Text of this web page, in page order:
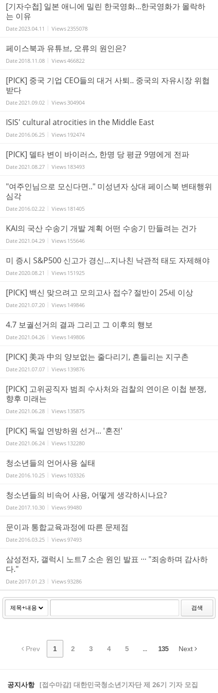
[기자수첩] 일본 애니에 밀린 한국영화...한국영화가 몰락하
는 이유
Date 2023.04.11 Views 2355078
페이스북과 유튜브, 오류의 원인은?
Date 2018.11.08 Views466822
[PICK] 중국 기업 CEO들의 대거 사퇴.. 중국의 자유시장 위협
받다
Date 2021.09.02 Views 304904
ISIS' cultural atrocities in the Middle East
Date 2016.06.25 Views 192474
[PICK] 델타 변이 바이러스, 한명 당 평균 9명에게 전파
Date 2021.08.27 Views 183493
"여주인님으로 모신다면.." 미성년자 상대 페이스북 변태행위
심각
Date 2016.02.22 Views 181405
KAI의 국산 수송기 개발 계획 어떤 수송기 만들려는 건가
Date 2021.04.29 Views 155646
미 증시 S&P500 신고가 경신…지나친 낙관적 태도 자제해야
Date 2020.08.21 Views 151925
[PICK] 백신 맞으려고 모의고사 접수? 절반이 25세 이상
Date 2021.07.20 Views 149846
4.7 보궐선거의 결과 그리고 그 이후의 행보
Date 2021.04.26 Views 149806
[PICK] 美과 中의 양보없는 줄다리기, 흔들리는 지구촌
Date 2021.07.07 Views 139876
[PICK] 고위공직자 범죄 수사처와 검찰의 연이은 이첩 분쟁,
향후 미래는
Date 2021.06.28 Views 135875
[PICK] 독일 연방하원 선거... '혼전'
Date 2021.06.24 Views 132280
청소년들의 언어사용 실태
Date 2016.10.25 Views 103326
청소년들의 비속어 사용, 어떻게 생각하시나요?
Date 2017.10.30 Views99480
문이과 통합교육과정에 따른 문제점
Date 2016.03.25 Views97493
삼성전자, 갤럭시 노트7 소손 원인 발표 ··· "죄송하며 감사하
다."
Date 2017.01.23 Views93286
검색
Prev 1 2 3 4 5 ... 135 Next
공지사항 [접수마감] 대한민국청소년기자단 제 26기 기자 모집